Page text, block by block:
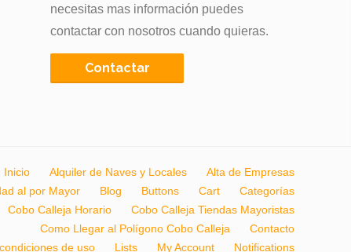
necesitas mas información puedes
contactar con nosotros cuando quieras.
Contactar
Inicio Alquiler de Naves y Locales
Alta de Empresas
al por Mayor
Blog Buttons Cart
Categorías
Cobo Calleja Horario
Cobo Calleja Tiendas Mayoristas
Como Llegar al Polígono Cobo Calleja
Contacto
de uso
Lists My Account Notifications